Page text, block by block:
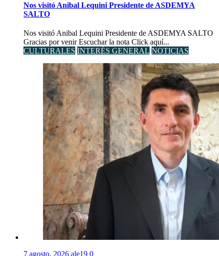
Nos visitó Anibal Lequini Presidente de ASDEMYA
SALTO
Nos visitó Anibal Lequini Presidente de ASDEMYA SALTO
Gracias por venir Escuchar la nota Click aquí...
CULTURALES INTERÉS GENERAL NOTICIAS
7 agosto, 2026 ale19 0